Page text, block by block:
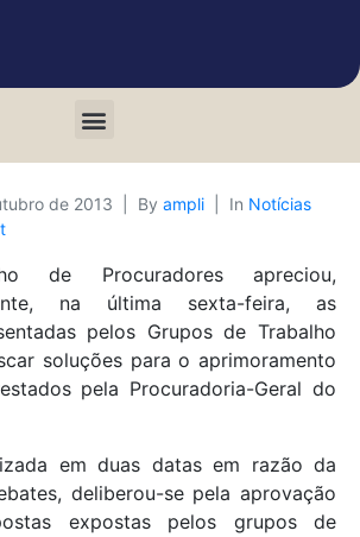
de 2013 By ampli In Notícias
de Procuradores apreciou,
na última sexta-feira, as
pelos Grupos de Trabalho
soluções para o aprimoramento
pela Procuradoria-Geral do
em duas datas em razão da
deliberou-se pela aprovação
expostas pelos grupos de